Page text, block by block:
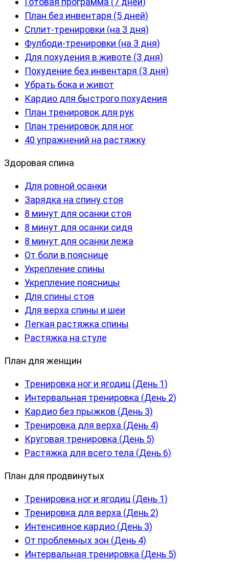
План без инвентаря (5 дней)
Сплит-тренировки (на 3 дня)
Фулбоди-тренировки (на 3 дня)
Для похудения в животе (3 дня)
Похудение без инвентаря (3 дня)
Убрать бока и живот
Кардио для быстрого похудения
План тренировок для рук
План тренировок для ног
40 упражнений на растяжку
Здоровая спина
Для ровной осанки
Зарядка на спину стоя
8 минут для осанки стоя
8 минут для осанки сидя
8 минут для осанки лежа
От боли в пояснице
Укрепление спины
Укрепление поясницы
Для спины стоя
Для верха спины и шеи
Легкая растяжка спины
Растяжка на стуле
План для женщин
Тренировка ног и ягодиц (День 1)
Интервальная тренировка (День 2)
Кардио без прыжков (День 3)
Тренировка для верха (День 4)
Круговая тренировка (День 5)
Растяжка для всего тела (День 6)
План для продвинутых
Тренировка ног и ягодиц (День 1)
Тренировка для верха (День 2)
Интенсивное кардио (День 3)
От проблемных зон (День 4)
Интервальная тренировка (День 5)